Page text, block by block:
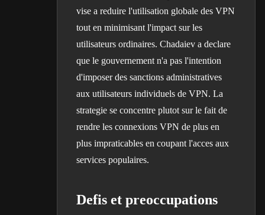
vise a reduire l'utilisation globale des VPN
tout en minimisant l'impact sur les
utilisateurs ordinaires. Chadaiev a declare
que le gouvernement n'a pas l'intention
d'imposer des sanctions administratives
aux utilisateurs individuels de VPN. La
strategie se concentre plutot sur le fait de
rendre les connexions VPN de plus en
plus impraticables en coupant l'acces aux
services populaires.
Defis et preoccupations